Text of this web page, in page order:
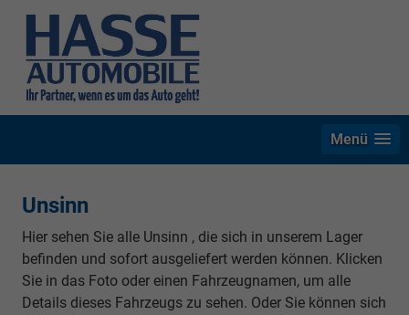
Menü
Unsinn
Hier sehen Sie alle Unsinn , die sich in unserem Lager
befinden und sofort ausgeliefert werden können. Klicken
Sie in das Foto oder einen Fahrzeugnamen, um alle
Details dieses Fahrzeugs zu sehen. Oder Sie können sich